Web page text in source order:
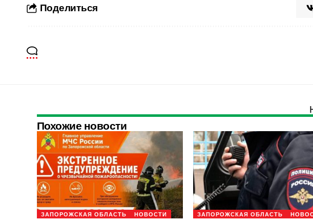
Поделиться
Похожие новости
ЗАПОРОЖСКАЯ ОБЛАСТЬ НОВОСТИ ЗАПОРОЖСКАЯ ОБЛАСТЬ